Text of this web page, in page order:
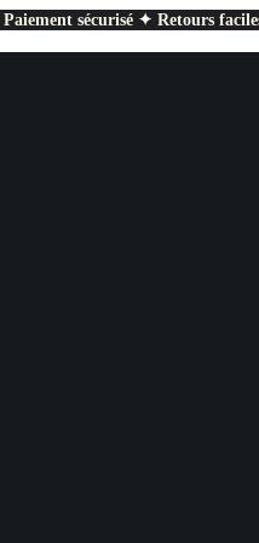
sécurisé ✦ Retours